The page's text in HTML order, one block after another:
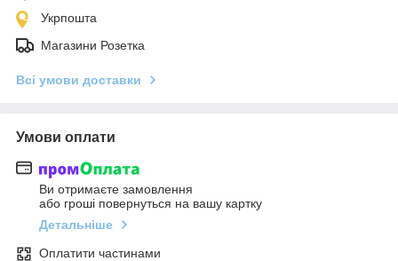
Укрпошта
Магазини Розетка
Всі умови доставки
Умови оплати
Ви отримаєте замовлення
або гроші повернуться на вашу картку
Детальніше
Оплатити частинами